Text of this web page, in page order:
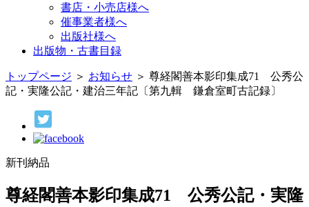
書店・小売店様へ
催事業者様へ
出版社様へ
出版物・古書目録
トップページ ＞ お知らせ ＞ 尊経閣善本影印集成71 公秀公
記・実隆公記・建治三年記〔第九輯 鎌倉室町古記録〕
新刊納品
尊経閣善本影印集成71 公秀公記・実隆